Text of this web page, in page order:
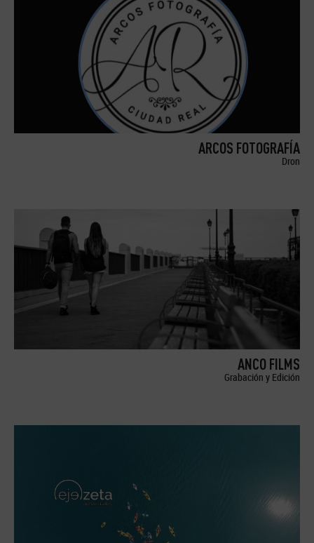
ARCOS FOTOGRAFÍA
Dron
ANCO FILMS
Grabación y Edición